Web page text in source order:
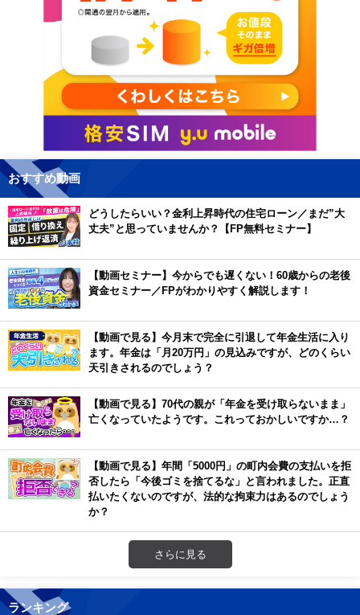
おすすめ動画
どうしたらいい？金利上昇時代の住宅ローン／まだ”大
丈夫”と思っていませんか？【FP無料セミナー】
【動画セミナー】今からでも遅くない！60歳からの老後
資金セミナー／FPがわかりやすく解説します！
【動画で見る】今月末で完全に引退して年金生活に入り
ます。年金は「月20万円」の見込みですが、どのくらい
天引きされるのでしょう？
【動画で見る】70代の親が「年金を受け取らないまま」
亡くなっていたようです。これっておかしいですか…？
【動画で見る】年間「5000円」の町内会費の支払いを拒
否したら「今後ゴミを捨てるな」と言われました。正直
払いたくないのですが、法的な拘束力はあるのでしょう
か？
さらに見る
ランキング